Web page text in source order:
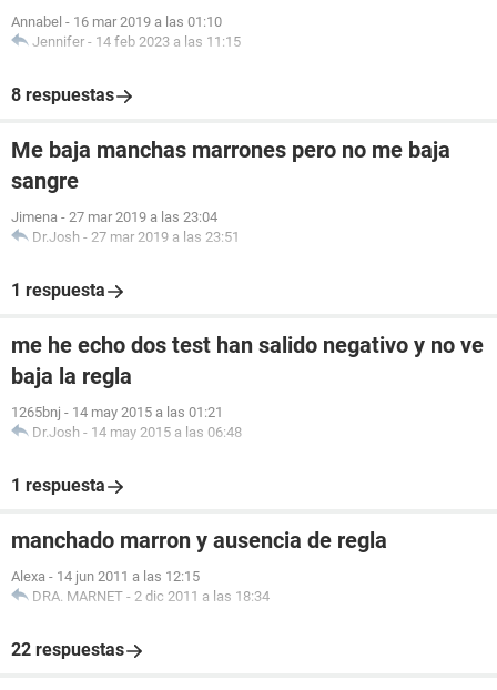
Annabel - 16 mar 2019 a las 01:10
Jennifer - 14 feb 2023 a las 11:15
8 respuestas
Me baja manchas marrones pero no me baja
sangre
Jimena - 27 mar 2019 a las 23:04
Dr.Josh - 27 mar 2019 a las 23:51
1 respuesta
me he echo dos test han salido negativo y no ve
baja la regla
1265bnj - 14 may 2015 a las 01:21
Dr.Josh - 14 may 2015 a las 06:48
1 respuesta
manchado marron y ausencia de regla
Alexa - 14 jun 2011 a las 12:15
DRA. MARNET - 2 dic 2011 a las 18:34
22 respuestas